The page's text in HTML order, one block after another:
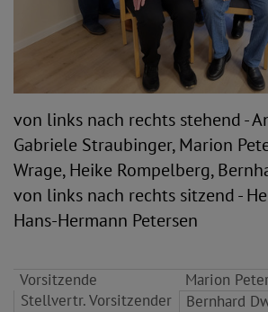
von links nach rechts stehend -
Gabriele Straubinger, Marion
Wrage, Heike Rompelberg,
von links nach rechts sitzend -
Hans-Hermann Petersen
Vorsitzende
Marion
Stellvertr. Vorsitzender
Bernhard